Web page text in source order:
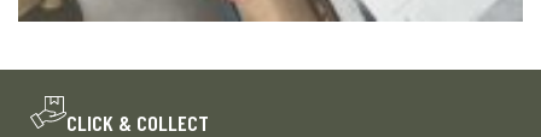
CLICK & COLLECT